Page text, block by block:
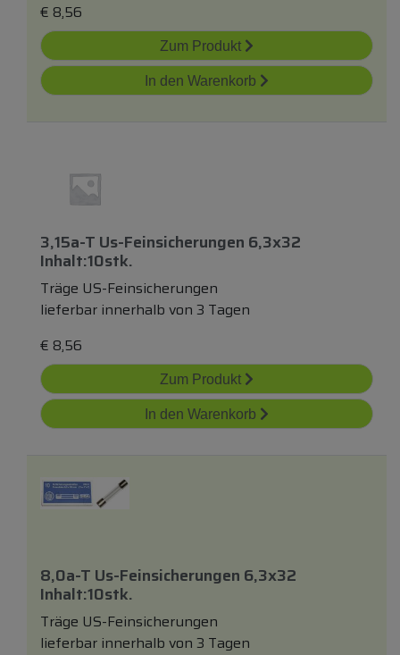
€ 8,56
Zum Produkt
In den Warenkorb
3,15a-T Us-Feinsicherungen 6,3x32
Inhalt:10stk.
Träge US-Feinsicherungen
lieferbar innerhalb von 3 Tagen
€ 8,56
Zum Produkt
In den Warenkorb
8,0a-T Us-Feinsicherungen 6,3x32
Inhalt:10stk.
Träge US-Feinsicherungen
lieferbar innerhalb von 3 Tagen